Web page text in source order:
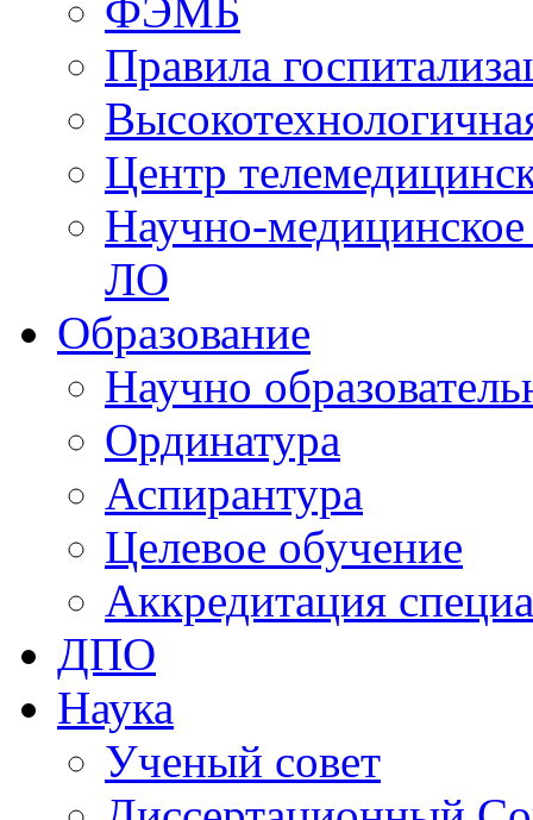
ФЭМБ
Правила
Центр
Научно-
ЛО
Образование
Научно
Ординатура
Аспирантура
Целевое обучение
Аккредитация
ДПО
Наука
Ученый совет